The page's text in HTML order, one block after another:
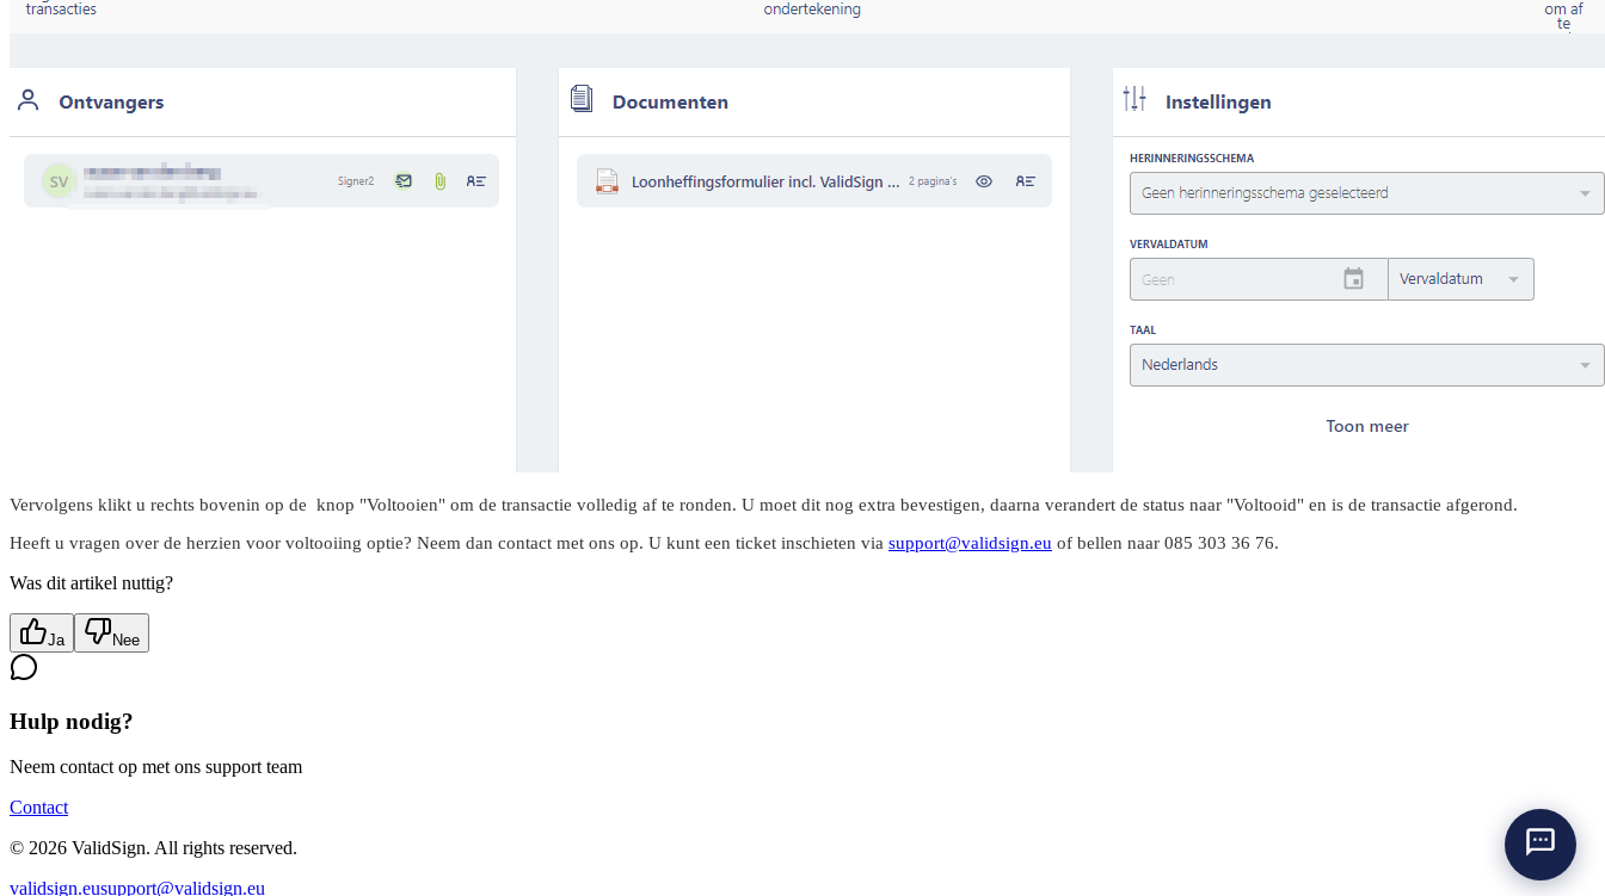
Vervolgens klikt u rechts bovenin op de knop "Voltooien" om de transactie volledig af te ronden. U moet dit nog extra bevestigen, daarna verandert de status naar "Voltooid" en is de transactie afgerond.
Heeft u vragen over de herzien voor voltooiing optie? Neem dan contact met ons op. U kunt een ticket inschieten via support@validsign.eu of bellen naar 085 303 36 76.
Was dit artikel nuttig?
Ja Nee
Hulp nodig?
Neem contact op met ons support team
Contact
© 2026 ValidSign. All rights reserved.
validsign.eusupport@validsign.eu
ValidSign Chat
AI assistent beschikbaar